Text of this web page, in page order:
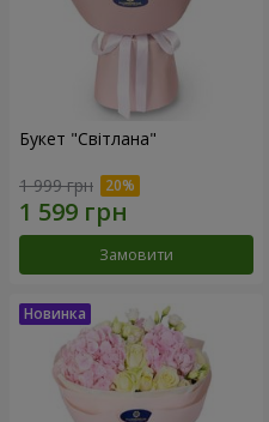
Букет "Світлана"
1 999 грн
Замовити